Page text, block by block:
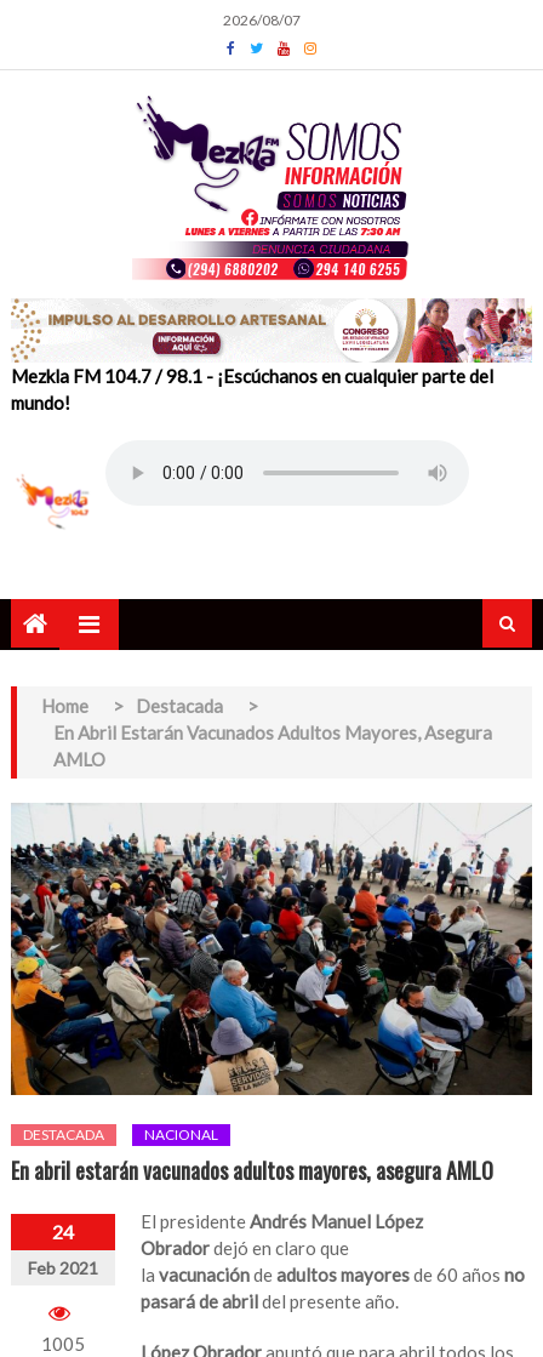
content
2026/08/07
Mezkla FM 104.7 / 98.1 - ¡Escúchanos en cualquier parte del
mundo!
Home > Destacada
>
En Abril Estarán Vacunados Adultos Mayores, Asegura
AMLO
DESTACADA NACIONAL
En abril estarán vacunados adultos mayores, asegura AMLO
24
Feb 2021
1005
El presidenteAndrés Manuel López
Obradordejó en claro que
lavacunacióndeadultos mayoresde 60 añosno
pasará de abrildel presente año.
López Obradorapuntó que para abril todos los